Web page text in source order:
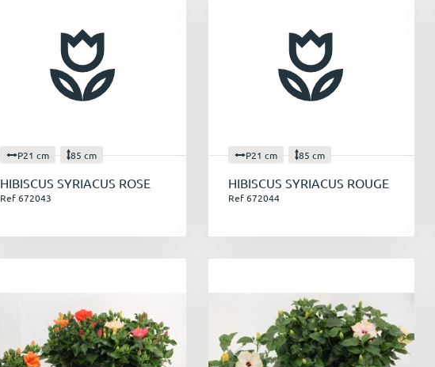
P21 cm 85 cm
HIBISCUS SYRIACUS ROSE
Ref 672043
P21 cm 85 cm
HIBISCUS SYRIACUS ROUGE
Ref 672044